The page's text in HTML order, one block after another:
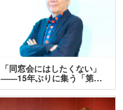
「同窓会にはしたくない」
――15年ぶりに集う「第…